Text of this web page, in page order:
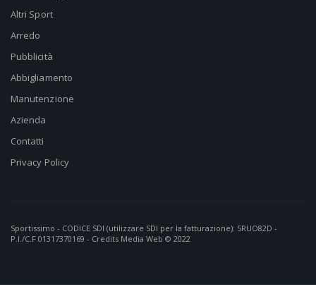
Altri Sport
Arredo
Pubblicità
Abbigliamento
Manutenzione
Azienda
Contatti
Privacy Policy
Sportissimo - CODICE SDI (utilizzare SDI per la fatturazione): 5RUO82D -
P.I./C.F.01317370169 - Credits Media Web © 2022